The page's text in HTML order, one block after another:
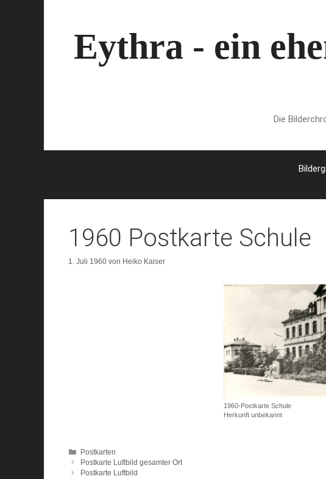
Eythra - ein
Die
1960 Postkarte Schule
1. Juli 1960 von Heiko Kaiser
1960-Postkarte Schule
Herkunft unbekannt
Kategorien
Postkarten
Postkarte Luftbild gesamter Ort
Postkarte Luftbild